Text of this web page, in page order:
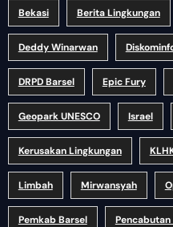
Bekasi Berita Lingkungan
Deddy Winarwan
DRPD Barsel Epic Fury
Geopark UNESCO Israel
Kerusakan Lingkungan
Limbah Mirwansyah
Pemkab Barsel Pencabutan